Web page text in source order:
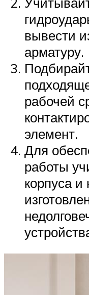
вывести
арматуру.
рабочей
элемент.
Для
работы
корпуса и